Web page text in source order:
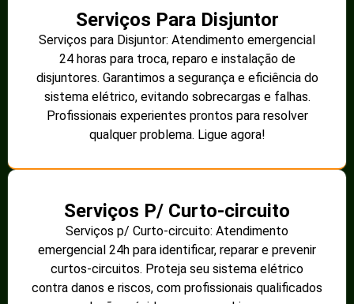
Serviços Para Disjuntor
Serviços para Disjuntor: Atendimento emergencial
24 horas para troca, reparo e instalação de
disjuntores. Garantimos a segurança e eficiência do
sistema elétrico, evitando sobrecargas e falhas.
Profissionais experientes prontos para resolver
qualquer problema. Ligue agora!
Serviços P/ Curto-circuito
Serviços p/ Curto-circuito: Atendimento
emergencial 24h para identificar, reparar e prevenir
curtos-circuitos. Proteja seu sistema elétrico
contra danos e riscos, com profissionais qualificados